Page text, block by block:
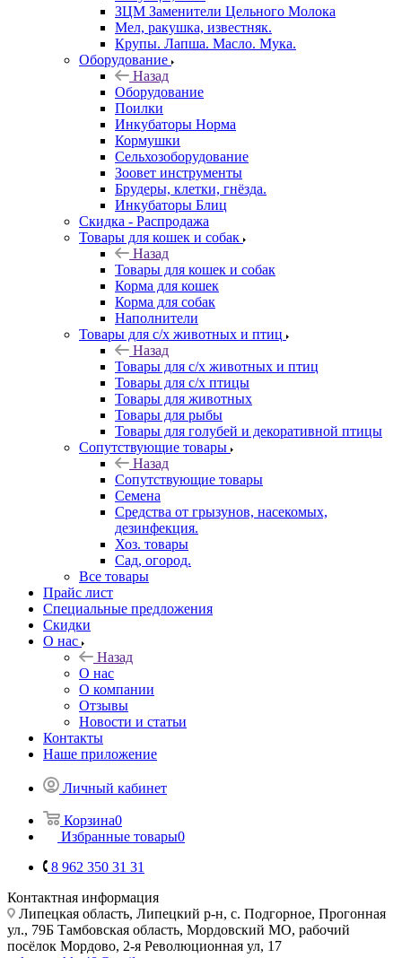
ЗЦМ Заменители Цельного Молока
Мел, ракушка, известняк.
Крупы. Лапша. Масло. Мука.
Оборудование
Назад
Оборудование
Поилки
Инкубаторы Норма
Кормушки
Сельхозоборудование
Зоовет инструменты
Брудеры, клетки, гнёзда.
Инкубаторы Блиц
Скидка - Распродажа
Товары для кошек и собак
Назад
Товары для кошек и собак
Корма для кошек
Корма для собак
Наполнители
Товары для с/х животных и птиц
Назад
Товары для с/х животных и птиц
Товары для с/х птицы
Товары для животных
Товары для рыбы
Товары для голубей и декоративной птицы
Сопутствующие товары
Назад
Сопутствующие товары
Семена
Средства от грызунов, насекомых,
дезинфекция.
Хоз. товары
Сад, огород.
Все товары
Прайс лист
Специальные предложения
Скидки
О нас
Назад
О нас
О компании
Отзывы
Новости и статьи
Контакты
Наше приложение
Личный кабинет
Корзина0
Избранные товары0
8 962 350 31 31
Контактная информация
Липецкая область, Липецкий р-н, с. Подгорное, Прогонная
ул., 79Б Тамбовская область, Мордовский МО, рабочий
посёлок Мордово, 2-я Революционная ул, 17